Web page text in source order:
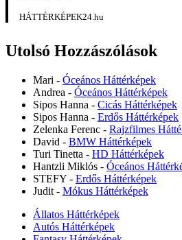
HÁTTÉRKÉPEK24.hu
Utolsó Hozzászólások
Mari - Óceános Háttérképek
Andrea - Óceános Háttérképek
Sipos Hanna - Cicás Háttérképek
Sipos Hanna - Erdős Háttérképek
Zelenka Ferenc - Rajzfilmes
David - BMW Háttérképek
Turi Tinetta - HD Háttérképek
Hantzli Miklós - Óceános
STEFY - Erdős Háttérképek
Judit - Mókus Háttérképek
Állatos Háttérképek
Autós Háttérképek